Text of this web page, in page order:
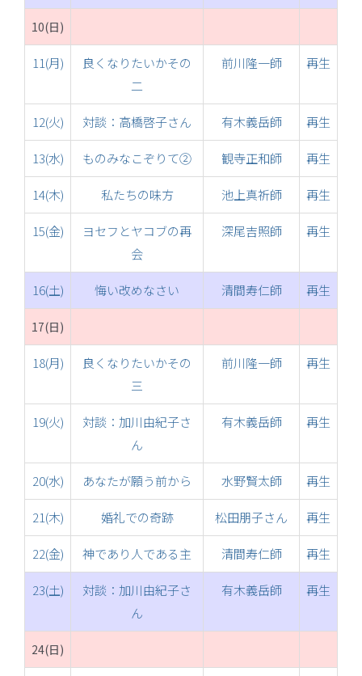
10(日)
11(月)
良くなりたいかその
二
前川隆一師 再生
12(火) 対談：高橋啓子さん 有木義岳師 再生
13(水) ものみなこぞりて② 観寺正和師 再生
14(木) 私たちの味方 池上真祈師 再生
15(金)
ヨセフとヤコブの再
会
深尾吉照師 再生
16(土) 悔い改めなさい 清間寿仁師 再生
17(日)
18(月)
良くなりたいかその
三
前川隆一師 再生
19(火)
対談：加川由紀子さ
ん
有木義岳師 再生
20(水) あなたが願う前から 水野賢太師 再生
21(木) 婚礼での奇跡 松田朋子さん 再生
22(金) 神であり人である主 清間寿仁師 再生
23(土)
対談：加川由紀子さ
ん
有木義岳師 再生
24(日)